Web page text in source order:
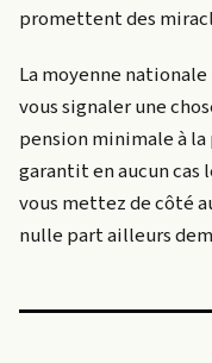
promettent des
La moyenne
vous signaler une
pension minimale à
garantit en aucun cas
vous mettez de côté
nulle part ailleurs